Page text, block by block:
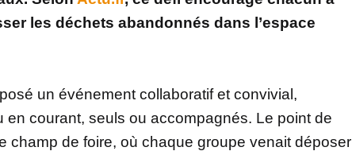
les déchets abandonnés dans l’espace
un événement collaboratif et convivial,
en courant, seuls ou accompagnés. Le point de
champ de foire, où chaque groupe venait déposer